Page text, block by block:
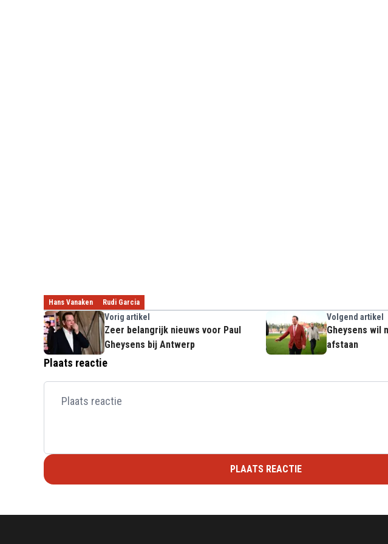
Hans Vanaken Rudi Garcia
Vorig artikel
Zeer belangrijk nieuws voor Paul
Gheysens bij Antwerp
Volgend artikel
Gheysens wil
afstaan
Plaats reactie
PLAATS REACTIE